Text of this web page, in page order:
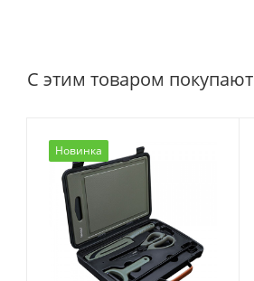
С этим товаром покупают
Новинка